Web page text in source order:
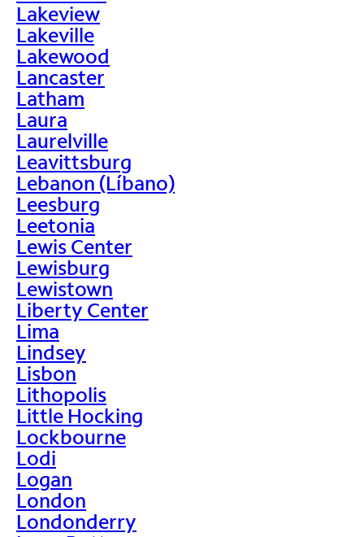
Lakeview
Lakeville
Lakewood
Lancaster
Latham
Laura
Laurelville
Leavittsburg
Lebanon (Líbano)
Leesburg
Leetonia
Lewis Center
Lewisburg
Lewistown
Liberty Center
Lima
Lindsey
Lisbon
Lithopolis
Little Hocking
Lockbourne
Lodi
Logan
London
Londonderry